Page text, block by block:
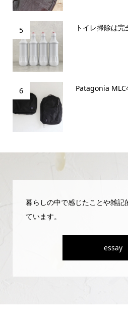
5 トイレ掃除は完
6 Patagonia
暮らしの中で感じたことや雑記
ています。
essay